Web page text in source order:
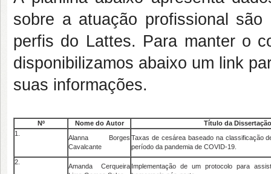
sobre a atuação profissional
perfis do Lattes. Para manter o
disponibilizamos abaixo um link
suas informações.
Nº Nome do Autor
Título da Dissertação
1.
Alanna Borges
Cavalcante
Taxas de cesárea baseado na classificação
período da pandemia de COVID-19.
2.
Amanda Cerqueira Implementação de um protocolo para